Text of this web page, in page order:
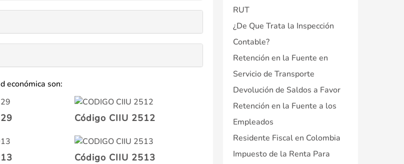
económica son:
Código CIIU 2512
Código CIIU 2513
RUT
¿De Que Trata la Inspección
Contable?
Retención en la Fuente en
Servicio de Transporte
Devolución de Saldos a Favor
Retención en la Fuente a los
Empleados
Residente Fiscal en Colombia
Impuesto de la Renta Para